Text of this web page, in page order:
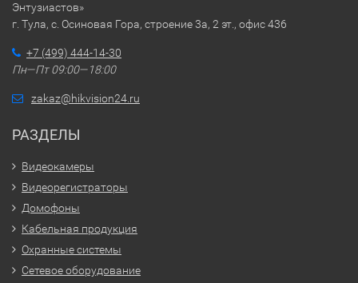
Энтузиастов»
г. Тула, с. Осиновая Гора, строение 3а, 2 эт., офис 436
+7 (499) 444-14-30
Пн—Пт 09:00—18:00
zakaz@hikvision24.ru
РАЗДЕЛЫ
Видеокамеры
Видеорегистраторы
Домофоны
Кабельная продукция
Охранные системы
Сетевое оборудование